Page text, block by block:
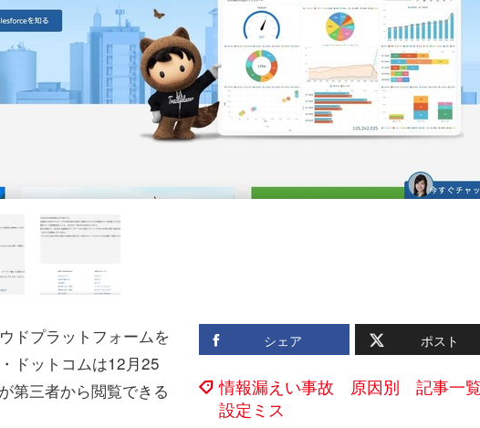
シェア ポスト
情報漏えい事故 原因別 記事一覧
設定ミス
ドプラットフォームを
ドットコムは12月25
第三者から閲覧できる